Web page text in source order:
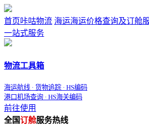
首页咔咕物流 海运海运价格查询及订舱
一站式服务
物流工具箱
海运航线 · 货物追踪 · HS编码
港口机场查询 · HS海关编码
前往使用
全国订舱服务热线